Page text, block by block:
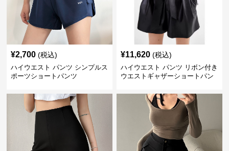
¥2,700 (税込)
ハイウエスト パンツ シンプルス
ポーツショートパンツ
¥11,620 (税込)
ハイウエスト パンツ リボン付き
ウエストギャザーショートパン